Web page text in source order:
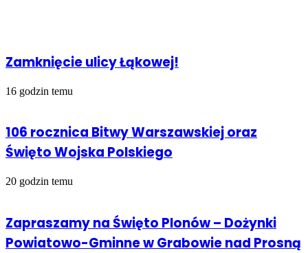
Zamknięcie ulicy Łąkowej!
16 godzin temu
106 rocznica Bitwy Warszawskiej oraz
Święto Wojska Polskiego
20 godzin temu
Zapraszamy na Święto Plonów – Dożynki
Powiatowo-Gminne w Grabowie nad Prosną